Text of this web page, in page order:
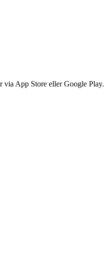
via App Store eller Google Play.